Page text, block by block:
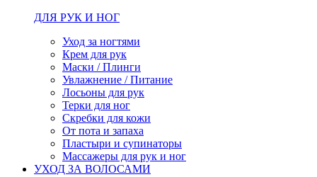
ДЛЯ РУК И НОГ
Уход за ногтями
Крем для рук
Маски / Плинги
Увлажнение / Питание
Лосьоны для рук
Терки для ног
Скребки для кожи
От пота и запаха
Пластыри и супинаторы
Массажеры для рук и ног
УХОД ЗА ВОЛОСАМИ